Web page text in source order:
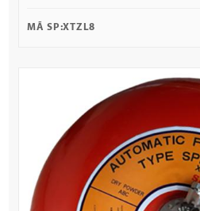
MÃ SP:XTZL8